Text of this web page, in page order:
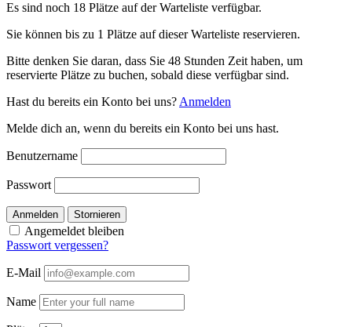
Es sind noch 18 Plätze auf der Warteliste verfügbar.
Sie können bis zu 1 Plätze auf dieser Warteliste reservieren.
Bitte denken Sie daran, dass Sie 48 Stunden Zeit haben, um
reservierte Plätze zu buchen, sobald diese verfügbar sind.
Hast du bereits ein Konto bei uns? Anmelden
Melde dich an, wenn du bereits ein Konto bei uns hast.
Benutzername
Passwort
Anmelden Stornieren
Angemeldet bleiben
Passwort vergessen?
E-Mail
Name